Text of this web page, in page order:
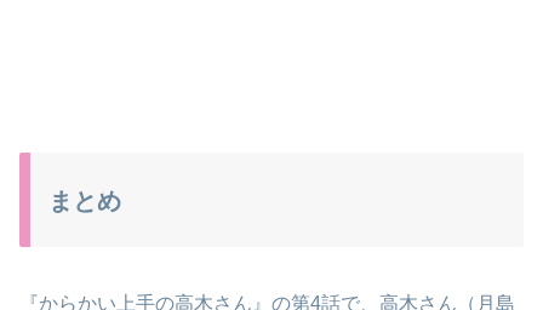
まとめ
『からかい上手の高木さん』の第4話で、高木さん（月島